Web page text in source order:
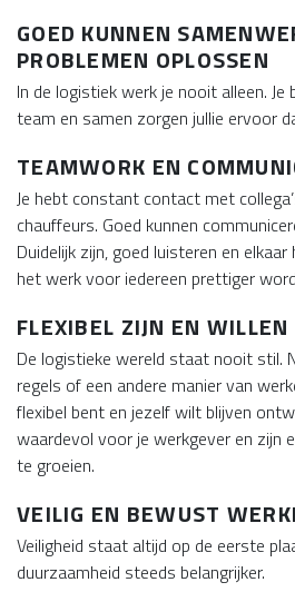
GOED KUNNEN
PROBLEMEN OPLOSSEN
In de logistiek werk je nooit alleen. Je
team en samen zorgen jullie ervoor
TEAMWORK EN
Je hebt constant contact met
chauffeurs. Goed kunnen
Duidelijk zijn, goed luisteren en
het werk voor iedereen prettiger
FLEXIBEL ZIJN EN WILLEN
De logistieke wereld staat nooit stil.
regels of een andere manier van
flexibel bent en jezelf wilt blijven
waardevol voor je werkgever en zijn
te groeien.
VEILIG EN BEWUST
Veiligheid staat altijd op de eerste
duurzaamheid steeds belangrijker.